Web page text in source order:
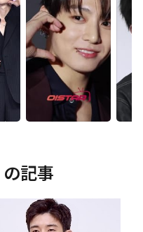
の記事